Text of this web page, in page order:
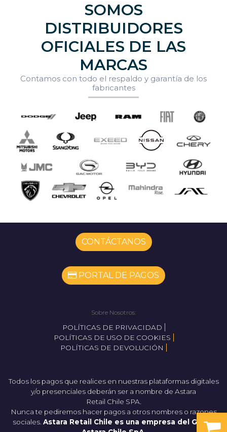
SOMOS
DISTRIBUIDORES
OFICIALES DE LAS
MARCAS
Contamos con todo el respaldo y garantía de los
fabricantes
CONTÁCTANOS
PORTAL DE PAGOS
Sobre Nosotros:
POLÍTICAS DE PRIVACIDAD
POLÍTICAS DE USO DE COOKIES
POLÍTICAS DE DEVOLUCIÓN
Todos los pagos que realices en nuestras plataformas digitales
y/o presenciales deberán ser a nombre de Astara
Retail Chile SPA.
Nunca te pediremos hacer pagos a otros nombres o razones
sociales. Astara Retail Chile es una empresa del Grupo